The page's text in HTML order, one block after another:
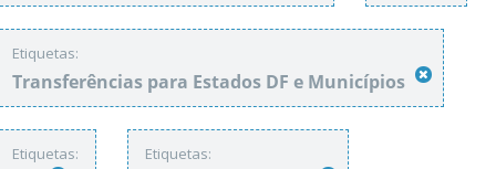
Etiquetas:
Transferências para Estados DF e Municípios
Etiquetas: Etiquetas: